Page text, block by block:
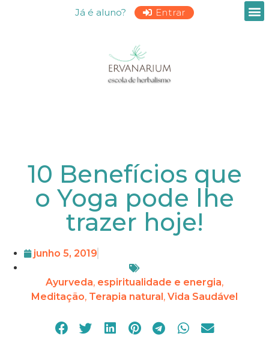
Já é aluno? Entrar
10 Benefícios que
o Yoga pode lhe
trazer hoje!
junho 5, 2019
Ayurveda, espiritualidade e energia,
Meditação, Terapia natural, Vida Saudável